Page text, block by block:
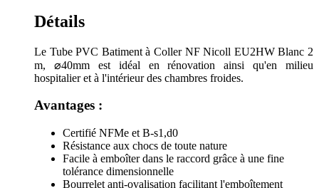
Détails
Le Tube PVC Batiment à Coller NF Nicoll EU2HW Blanc 2
m, ⌀40mm est idéal en rénovation ainsi qu'en milieu
hospitalier et à l'intérieur des chambres froides.
Avantages :
Certifié NFMe et B-s1,d0
Résistance aux chocs de toute nature
Facile à emboîter dans le raccord grâce à une fine
tolérance dimensionnelle
Bourrelet anti-ovalisation facilitant l'emboîtement